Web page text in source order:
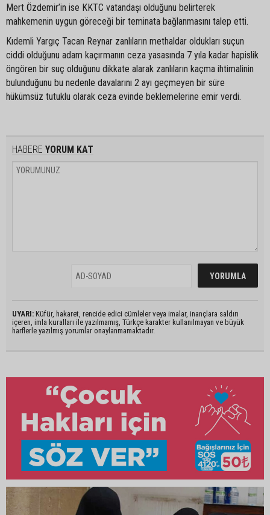
Mert Özdemir’in ise KKTC vatandaşı olduğunu belirterek
mahkemenin uygun göreceği bir teminata bağlanmasını talep etti.
Kıdemli Yargıç Tacan Reynar zanlıların methaldar oldukları suçun
ciddi olduğunu adam kaçırmanın ceza yasasında 7 yıla kadar hapislik
öngören bir suç olduğunu dikkate alarak zanlıların kaçma ihtimalinin
bulunduğunu bu nedenle davalarını 2 ayı geçmeyen bir süre
hükümsüz tutuklu olarak ceza evinde beklemelerine emir verdi.
HABERE YORUM KAT
UYARI: Küfür, hakaret, rencide edici cümleler veya imalar, inançlara saldırı
içeren, imla kuralları ile yazılmamış, Türkçe karakter kullanılmayan ve büyük
harflerle yazılmış yorumlar onaylanmamaktadır.